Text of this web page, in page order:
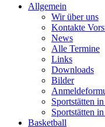
Allgemein
Wir über uns
Kontakte
News
Alle Termine
Links
Downloads
Bilder
Sportstätten
Sportstätten
Basketball